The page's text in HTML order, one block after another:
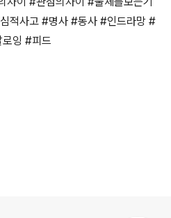
적사고 #명사 #동사 #인드라망 #
잉 #피드